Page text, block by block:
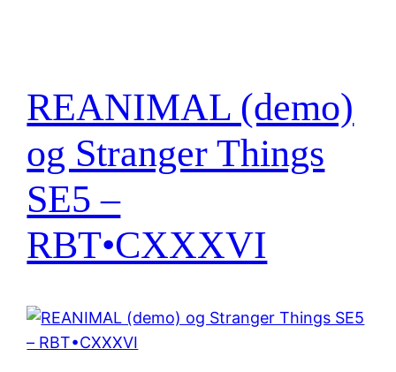
REANIMAL (demo)
og Stranger Things
SE5 –
RBT•CXXXVI